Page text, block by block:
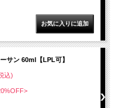
サン 60ml【LPL可】
込)